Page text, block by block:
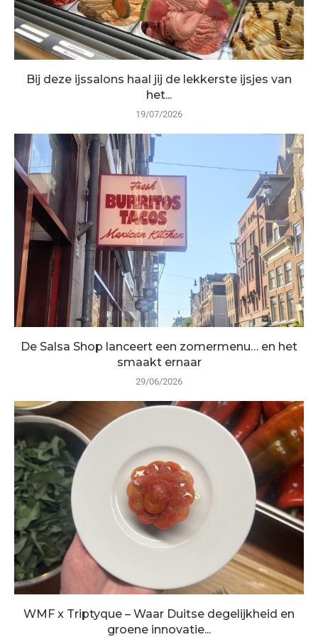
Bij deze ijssalons haal jij de lekkerste ijsjes van
het...
19/07/2026
De Salsa Shop lanceert een zomermenu… en het
smaakt ernaar
29/06/2026
WMF x Triptyque – Waar Duitse degelijkheid en
groene innovatie...